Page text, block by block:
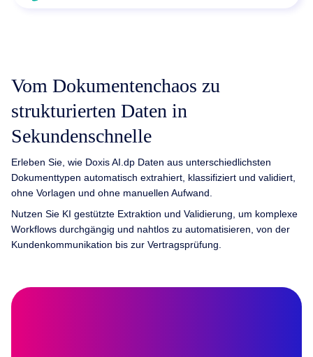
Vom Dokumentenchaos zu
strukturierten Daten in
Sekundenschnelle
Erleben Sie, wie Doxis AI.dp Daten aus unterschiedlichsten
Dokumenttypen automatisch extrahiert, klassifiziert und validiert,
ohne Vorlagen und ohne manuellen Aufwand.
Nutzen Sie KI gestützte Extraktion und Validierung, um komplexe
Workflows durchgängig und nahtlos zu automatisieren, von der
Kundenkommunikation bis zur Vertragsprüfung.